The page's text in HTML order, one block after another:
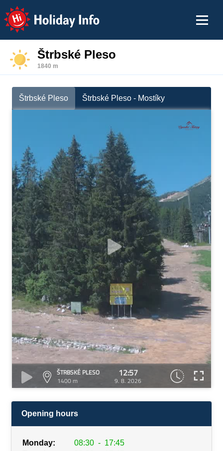
Holiday Info
Štrbské Pleso
1840 m
Štrbské Pleso Štrbské Pleso - Mostíky
ŠTRBSKÉ PLESO
1400 m
12:57
9. 8. 2026
Opening hours
Monday: 08:30 - 17:45